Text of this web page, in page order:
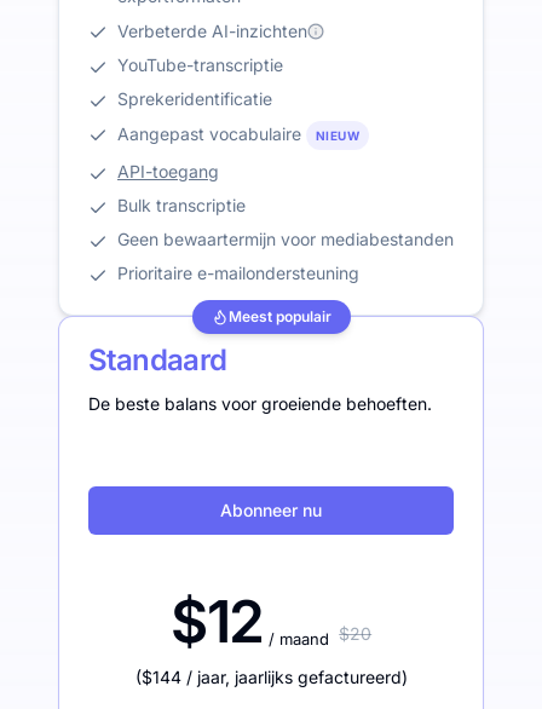
Verbeterde AI-inzichten
YouTube-transcriptie
Sprekeridentificatie
Aangepast vocabulaire
NIEUW
API-toegang
Bulk transcriptie
Geen bewaartermijn voor mediabestanden
Prioritaire e-mailondersteuning
Meest populair
Standaard
De beste balans voor groeiende behoeften.
Abonneer nu
$12 / maand $20
($144 / jaar, jaarlijks gefactureerd)